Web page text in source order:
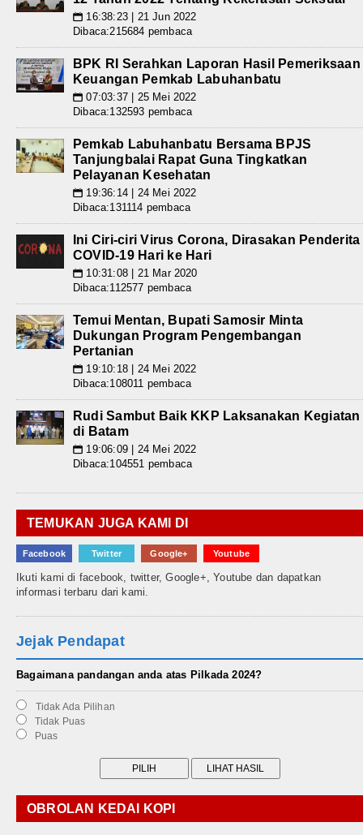
📅 16:38:23 | 21 Jun 2022
Dibaca:215684 pembaca
BPK RI Serahkan Laporan Hasil Pemeriksaan
Keuangan Pemkab Labuhanbatu
📅 07:03:37 | 25 Mei 2022
Dibaca:132593 pembaca
Pemkab Labuhanbatu Bersama BPJS
Tanjungbalai Rapat Guna Tingkatkan
Pelayanan Kesehatan
📅 19:36:14 | 24 Mei 2022
Dibaca:131114 pembaca
Ini Ciri-ciri Virus Corona, Dirasakan Penderita
COVID-19 Hari ke Hari
📅 10:31:08 | 21 Mar 2020
Dibaca:112577 pembaca
Temui Mentan, Bupati Samosir Minta
Dukungan Program Pengembangan
Pertanian
📅 19:10:18 | 24 Mei 2022
Dibaca:108011 pembaca
Rudi Sambut Baik KKP Laksanakan Kegiatan
di Batam
📅 19:06:09 | 24 Mei 2022
Dibaca:104551 pembaca
TEMUKAN JUGA KAMI DI
Facebook Twitter Google+ Youtube
Ikuti kami di facebook, twitter, Google+, Youtube dan dapatkan
informasi terbaru dari kami.
Jejak Pendapat
Bagaimana pandangan anda atas Pilkada 2024?
Tidak Ada Pilihan
Tidak Puas
Puas
OBROLAN KEDAI KOPI